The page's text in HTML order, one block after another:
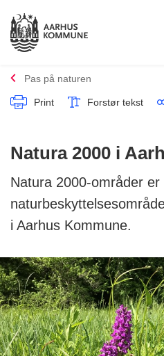
Pas på naturen
Print Forstør tekst
Natura 2000 i
Natura 2000-områder er
i Aarhus Kommune.